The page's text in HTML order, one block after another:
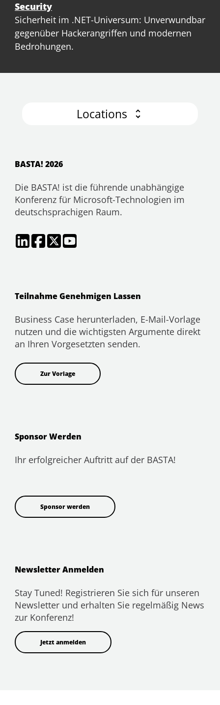
Security
Sicherheit im .NET-Universum: Unverwundbar
gegenüber Hackerangriffen und modernen
Bedrohungen.
Locations
BASTA! 2026
Die BASTA! ist die führende unabhängige
Konferenz für Microsoft-Technologien im
deutschsprachigen Raum.
Teilnahme Genehmigen Lassen
Business Case herunterladen, E-Mail-Vorlage
nutzen und die wichtigsten Argumente direkt
an Ihren Vorgesetzten senden.
Zur Vorlage
Sponsor Werden
Ihr erfolgreicher Auftritt auf der BASTA!
Sponsor werden
Newsletter Anmelden
Stay Tuned! Registrieren Sie sich für unseren
Newsletter und erhalten Sie regelmäßig News
zur Konferenz!
Jetzt anmelden